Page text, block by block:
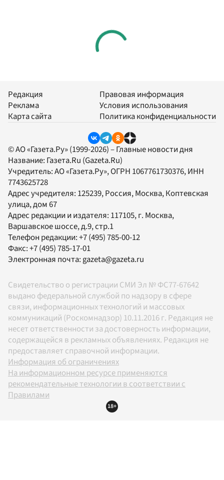
Редакция
Реклама
Карта сайта
Правовая информация
Условия использования
Политика конфиденциальности
© АО «Газета.Ру» (1999-2026) – Главные новости дня
Название: Газета.Ru (Gazeta.Ru)
Учредитель:АО «Газета.Ру», ОГРН 1067761730376, ИНН
7743625728
Адрес учредителя: 125239, Россия, Москва, Коптевская
улица, дом 67
Адрес редакции и издателя: 117105, г. Москва,
Варшавское шоссе, д.9, стр.1
Телефон редакции:+7 (495) 785-00-12
Факс:+7 (495) 785-17-01
Электронная почта:gazeta@gazeta.ru
Свидетельство о регистрации СМИ Эл № ФС77-67642
выдано федеральной службой по надзору в сфере
связи, информационных технологий и массовых
коммуникаций (Роскомнадзор) 10.11.2016 г. Редакция не
несет ответственности за достоверность информации,
содержащейся в рекламных объявлениях. Редакция не
предоставляет справочной информации.
Информация об ограничениях
На информационном ресурсе применяются
рекомендательные технологии в соответствии с
Правилами
18+